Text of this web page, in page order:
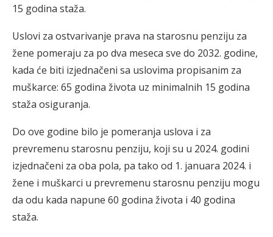
15 godina staža.
Uslovi za ostvarivanje prava na starosnu penziju za
žene pomeraju za po dva meseca sve do 2032. godine,
kada će biti izjednačeni sa uslovima propisanim za
muškarce: 65 godina života uz minimalnih 15 godina
staža osiguranja.
Do ove godine bilo je pomeranja uslova i za
prevremenu starosnu penziju, koji su u 2024. godini
izjednačeni za oba pola, pa tako od 1. januara 2024. i
žene i muškarci u prevremenu starosnu penziju mogu
da odu kada napune 60 godina života i 40 godina
staža.